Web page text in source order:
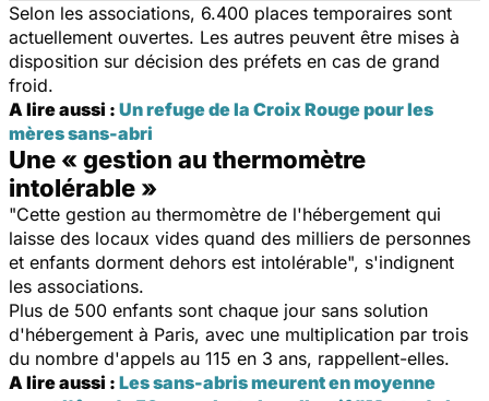
Selon les associations, 6.400 places temporaires sont
actuellement ouvertes. Les autres peuvent être mises à
disposition sur décision des préfets en cas de grand
froid.
A lire aussi : Un refuge de la Croix Rouge pour les
mères sans-abri
Une « gestion au thermomètre
intolérable »
"Cette gestion au thermomètre de l'hébergement qui
laisse des locaux vides quand des milliers de personnes
et enfants dorment dehors est intolérable", s'indignent
les associations.
Plus de 500 enfants sont chaque jour sans solution
d'hébergement à Paris, avec une multiplication par trois
du nombre d'appels au 115 en 3 ans, rappellent-elles.
A lire aussi : Les sans-abris meurent en moyenne